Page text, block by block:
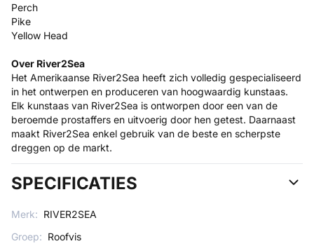
Perch
Pike
Yellow Head
Over River2Sea
Het Amerikaanse River2Sea heeft zich volledig gespecialiseerd
in het ontwerpen en produceren van hoogwaardig kunstaas.
Elk kunstaas van River2Sea is ontworpen door een van de
beroemde prostaffers en uitvoerig door hen getest. Daarnaast
maakt River2Sea enkel gebruik van de beste en scherpste
dreggen op de markt.
SPECIFICATIES
Merk: RIVER2SEA
Groep: Roofvis